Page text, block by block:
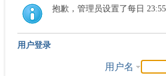
抱歉，管理员设置了每日
用户登录
用户名